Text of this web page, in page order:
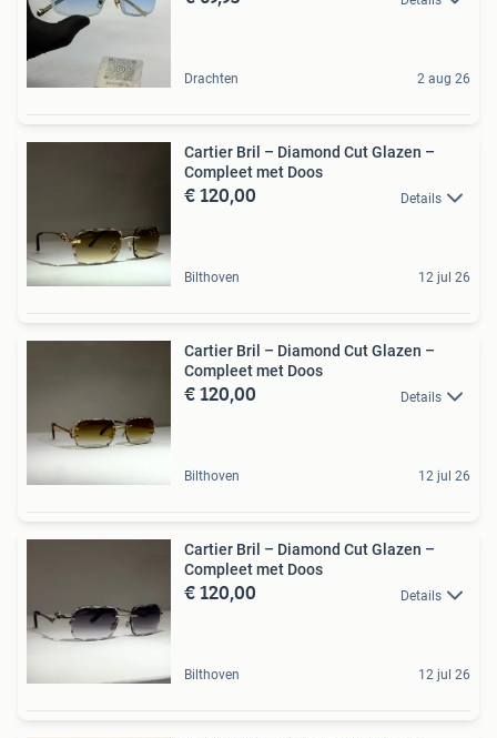
Drachten 2 aug 26
Cartier Bril – Diamond Cut Glazen –
Compleet met Doos
€ 120,00 Details
Bilthoven 12 jul 26
Cartier Bril – Diamond Cut Glazen –
Compleet met Doos
€ 120,00 Details
Bilthoven 12 jul 26
Cartier Bril – Diamond Cut Glazen –
Compleet met Doos
€ 120,00 Details
Bilthoven 12 jul 26